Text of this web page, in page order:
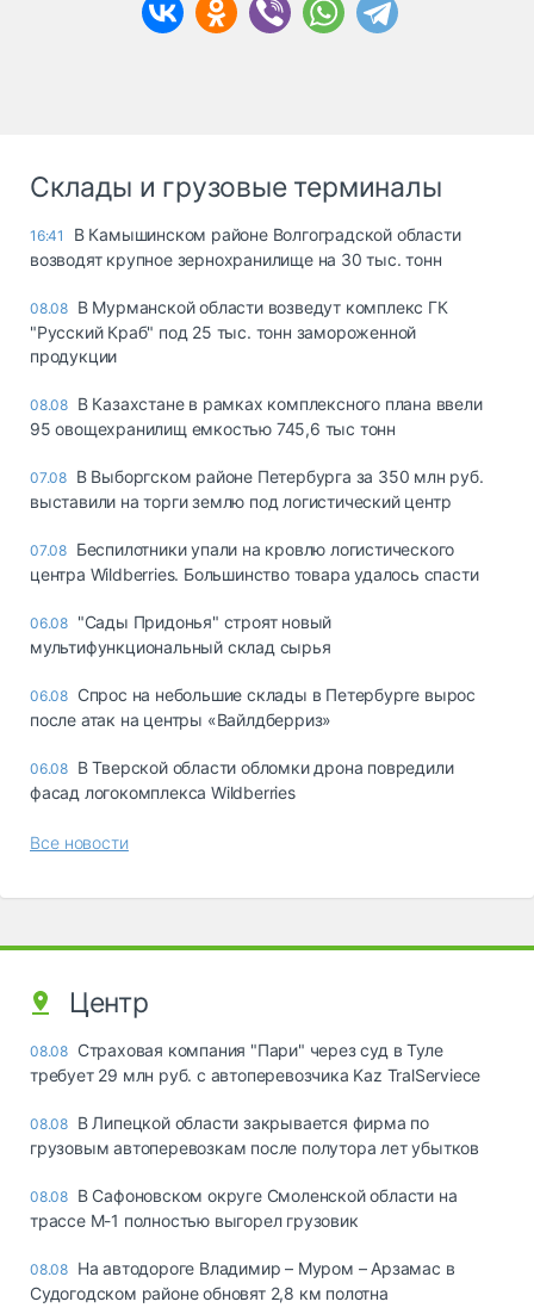
Склады и грузовые терминалы
16:41
В Камышинском районе Волгоградской области
возводят крупное зернохранилище на 30 тыс. тонн
08.08 В Мурманской области возведут комплекс ГК
"Русский Краб" под 25 тыс. тонн замороженной
продукции
08.08 В Казахстане в рамках комплексного плана ввели
95 овощехранилищ емкостью 745,6 тыс тонн
07.08 В Выборгском районе Петербурга за 350 млн руб.
выставили на торги землю под логистический центр
07.08 Беспилотники упали на кровлю логистического
центра Wildberries. Большинство товара удалось спасти
06.08 "Сады Придонья" строят новый
мультифункциональный склад сырья
06.08 Спрос на небольшие склады в Петербурге вырос
после атак на центры «Вайлдберриз»
06.08 В Тверской области обломки дрона повредили
фасад логокомплекса Wildberries
Все новости
Центр
08.08 Страховая компания "Пари" через суд в Туле
требует 29 млн руб. с автоперевозчика Kaz TralServiece
08.08 В Липецкой области закрывается фирма по
грузовым автоперевозкам после полутора лет убытков
08.08 В Сафоновском округе Смоленской области на
трассе М-1 полностью выгорел грузовик
08.08 На автодороге Владимир – Муром – Арзамас в
Судогодском районе обновят 2,8 км полотна